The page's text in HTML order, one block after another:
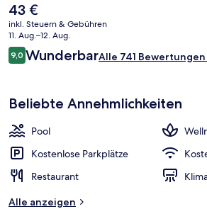
Der
aktuelle
Preis
beträgt
43 €.
43 €
inkl. Steuern & Gebühren
11. Aug.–12. Aug.
Bewertungen
9,09,0 von 10.
WunderbarAlle 741
Beliebte Annehmlichkeiten
Pool
Kostenlose Parkplätze
Restaurant
Alle anzeigen